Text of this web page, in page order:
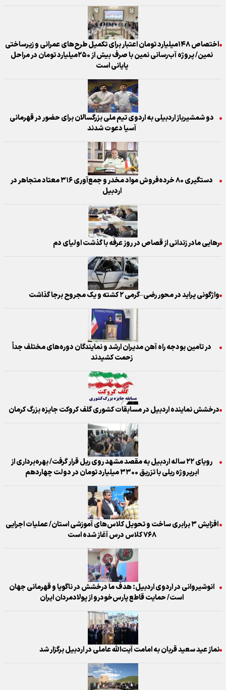
اختصاص ۱۴۸میلیارد تومان اعتبار برای تکمیل طرح‌های عمرانی و زیرساختی
نمین/ پروژه آب‌رسانی نمین با صرف بیش از ۲۵۰میلیارد تومان در مراحل
پایانی است
دو شمشیرباز اردبیلی به اردوی تیم ملی بزرگسالان برای حضور در قهرمانی
آسیا دعوت شدند
دستگیری ۸۰ خرده‌فروش مواد مخدر و جمع‌آوری ۳۱۶ معتاد متجاهر در
اردبیل
رهایی مادر زندانی از قصاص در روز عرفه با گذشت اولیای دم
واژگونی پراید در محور رضی–گرمی ۲ کشته و یک مجروح برجا گذاشت
در تامین بودجه راه آهن مدیران ارشد و نمایندگان دوره‌های مختلف جداً
زحمت کشیدند
درخشش نماینده اردبیل در مسابقات کشوری گلف کروکت جایزه بزرگ کرمان
رویای ۲۲ ساله اردبیل به مقصد مشهد روی ریل قرار گرفت/ بهره‌برداری از
ابرپروژه ریلی با تزریق ۳۳۰۰ میلیارد تومان در دولت چهاردهم
افزایش ۳ برابری ساخت و تحویل کلاس‌های آموزشی استان/ عملیات اجرایی
۷۶۸ کلاس درس آغاز شده است
انوشیروانی در اردوی اردبیل: هدف ما درخشش در ناگویا و قهرمانی جهان
است/ حمایت قاطع پارس‌خودرو از پولادمردان ایران
نماز عید سعید قربان به امامت آیت‌الله عاملی در اردبیل برگزار شد